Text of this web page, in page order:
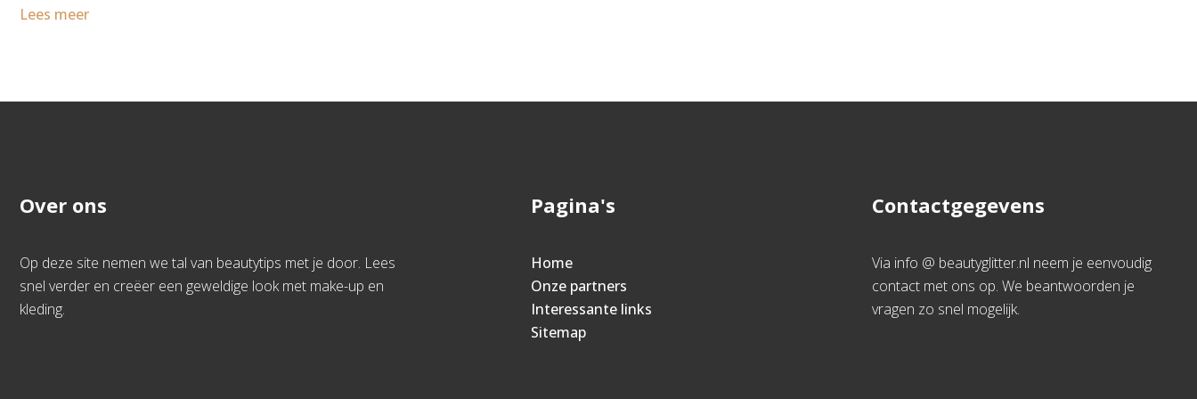
Lees meer
Over ons
Op deze site nemen we tal van beautytips met je door. Lees
snel verder en creëer een geweldige look met make-up en
kleding.
Pagina's
Home
Onze partners
Interessante links
Sitemap
Contactgegevens
Via info @ beautyglitter.nl neem je eenvoudig
contact met ons op. We beantwoorden je
vragen zo snel mogelijk.